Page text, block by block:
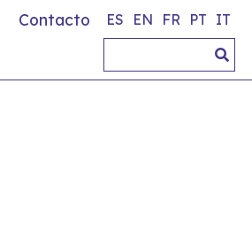
Contacto ES EN FR PT IT